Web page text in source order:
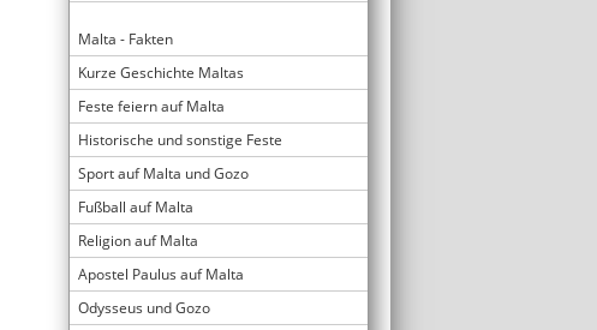
Malta - Fakten
Kurze Geschichte Maltas
Feste feiern auf Malta
Historische und sonstige Feste
Sport auf Malta und Gozo
Fußball auf Malta
Religion auf Malta
Apostel Paulus auf Malta
Odysseus und Gozo